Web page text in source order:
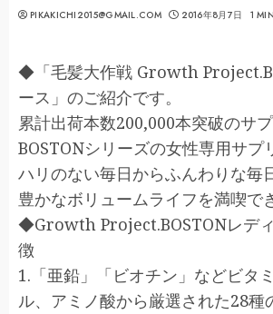
PIKAKICHI2015@GMAIL.COM 2016年8月7日 1
◆「毛髪大作戦 Growth
ース」のご紹介です。
累計出荷本数200,000本突破のサ
BOSTONシリーズの女性専用サプ
ハリのない毎日からふんわりな毎
豊かなボリュームライフを満喫で
◆Growth Project.BOSTONレデ
徴
1.「亜鉛」「ビオチン」などビタ
ル、アミノ酸から厳選された28種